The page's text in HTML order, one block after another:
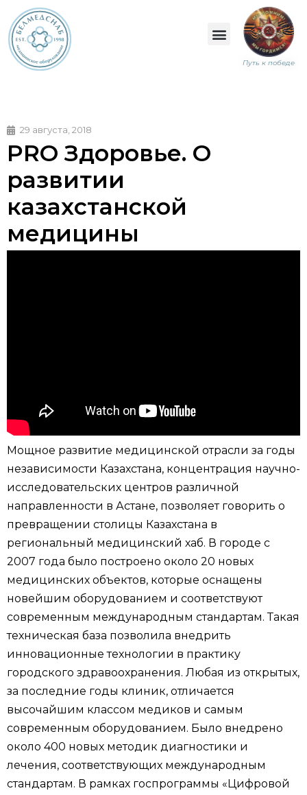
Путь к победе
29 августа, 2018
PRO Здоровье. О
развитии
казахстанской
медицины
Мощное развитие медицинской отрасли за годы
независимости Казахстана, концентрация научно-
исследовательских центров различной
направленности в Астане, позволяет говорить о
превращении столицы Казахстана в
региональный медицинский хаб. В городе с
2007 года было построено около 20 новых
медицинских объектов, которые оснащены
новейшим оборудованием и соответствуют
современным международным стандартам. Такая
техническая база позволила внедрить
инновационные технологии в практику
городского здравоохранения. Любая из открытых,
за последние годы клиник, отличается
высочайшим классом медиков и самым
современным оборудованием. Было внедрено
около 400 новых методик диагностики и
лечения, соответствующих международным
стандартам. В рамках госпрограммы «Цифровой